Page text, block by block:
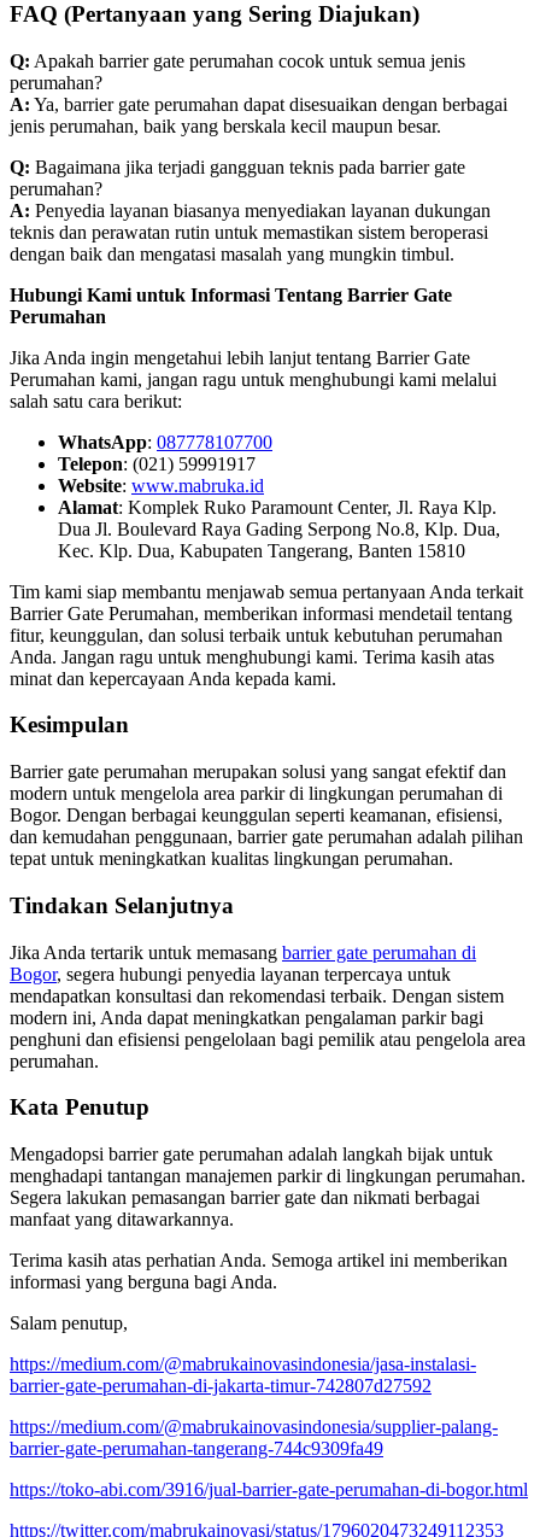
FAQ (Pertanyaan yang Sering Diajukan)
Q: Apakah barrier gate perumahan cocok untuk semua jenis
perumahan?
A: Ya, barrier gate perumahan dapat disesuaikan dengan berbagai
jenis perumahan, baik yang berskala kecil maupun besar.
Q: Bagaimana jika terjadi gangguan teknis pada barrier gate
perumahan?
A: Penyedia layanan biasanya menyediakan layanan dukungan
teknis dan perawatan rutin untuk memastikan sistem beroperasi
dengan baik dan mengatasi masalah yang mungkin timbul.
Hubungi Kami untuk Informasi Tentang Barrier Gate
Perumahan
Jika Anda ingin mengetahui lebih lanjut tentang Barrier Gate
Perumahan kami, jangan ragu untuk menghubungi kami melalui
salah satu cara berikut:
WhatsApp: 087778107700
Telepon: (021) 59991917
Website: www.mabruka.id
Alamat: Komplek Ruko Paramount Center, Jl. Raya Klp.
Dua Jl. Boulevard Raya Gading Serpong No.8, Klp. Dua,
Kec. Klp. Dua, Kabupaten Tangerang, Banten 15810
Tim kami siap membantu menjawab semua pertanyaan Anda terkait
Barrier Gate Perumahan, memberikan informasi mendetail tentang
fitur, keunggulan, dan solusi terbaik untuk kebutuhan perumahan
Anda. Jangan ragu untuk menghubungi kami. Terima kasih atas
minat dan kepercayaan Anda kepada kami.
Kesimpulan
Barrier gate perumahan merupakan solusi yang sangat efektif dan
modern untuk mengelola area parkir di lingkungan perumahan di
Bogor. Dengan berbagai keunggulan seperti keamanan, efisiensi,
dan kemudahan penggunaan, barrier gate perumahan adalah pilihan
tepat untuk meningkatkan kualitas lingkungan perumahan.
Tindakan Selanjutnya
Jika Anda tertarik untuk memasang barrier gate perumahan di
Bogor, segera hubungi penyedia layanan terpercaya untuk
mendapatkan konsultasi dan rekomendasi terbaik. Dengan sistem
modern ini, Anda dapat meningkatkan pengalaman parkir bagi
penghuni dan efisiensi pengelolaan bagi pemilik atau pengelola area
perumahan.
Kata Penutup
Mengadopsi barrier gate perumahan adalah langkah bijak untuk
menghadapi tantangan manajemen parkir di lingkungan perumahan.
Segera lakukan pemasangan barrier gate dan nikmati berbagai
manfaat yang ditawarkannya.
Terima kasih atas perhatian Anda. Semoga artikel ini memberikan
informasi yang berguna bagi Anda.
Salam penutup,
https://medium.com/@mabrukainovasindonesia/jasa-instalasi-
barrier-gate-perumahan-di-jakarta-timur-742807d27592
https://medium.com/@mabrukainovasindonesia/supplier-palang-
barrier-gate-perumahan-tangerang-744c9309fa49
https://toko-abi.com/3916/jual-barrier-gate-perumahan-di-bogor.html
https://twitter.com/mabrukainovasi/status/1796020473249112353